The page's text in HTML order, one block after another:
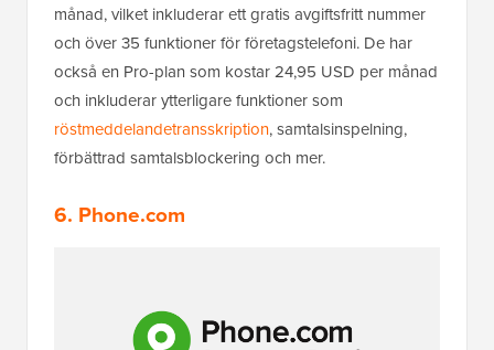
månad, vilket inkluderar ett gratis avgiftsfritt nummer
och över 35 funktioner för företagstelefoni. De har
också en Pro-plan som kostar 24,95 USD per månad
och inkluderar ytterligare funktioner som
röstmeddelandetransskription, samtalsinspelning,
förbättrad samtalsblockering och mer.
6. Phone.com